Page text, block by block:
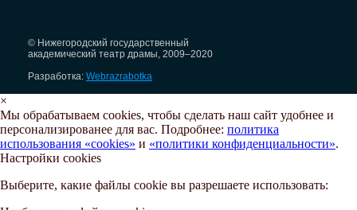
© Нижегородский государственный
академический театр драмы, 2009–2020
Разработка: Webrazrabotka
×
Мы обрабатываем cookies, чтобы сделать наш сайт удобнее и
персонализированее для вас. Подробнее: политика
использования «cookies» и «политики конфиденциальности».
Настройки cookies
Выберите, какие файлы cookie вы разрешаете использовать: